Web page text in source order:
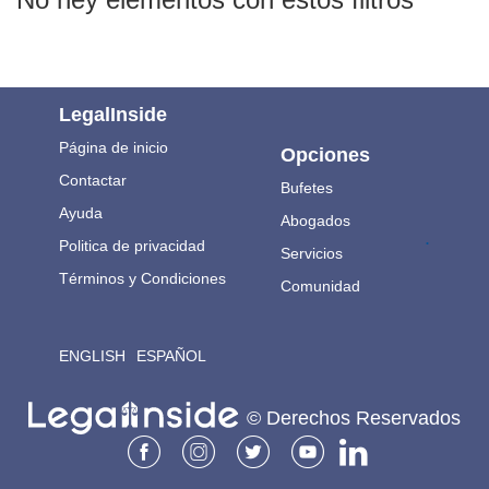
LegalInside
Página de inicio
Contactar
Ayuda
Politica de privacidad
Términos y Condiciones
ENGLISH ESPAÑOL
Opciones
Bufetes
Abogados
Servicios
Comunidad
.
© Derechos Reservados